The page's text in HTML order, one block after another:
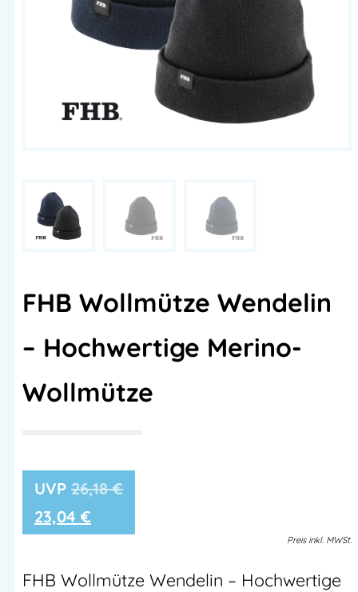
FHB Wollmütze Wendelin
– Hochwertige Merino-
Wollmütze
26,18€
23,04 €
Preis inkl. MWSt.
FHB Wollmütze Wendelin – Hochwertige